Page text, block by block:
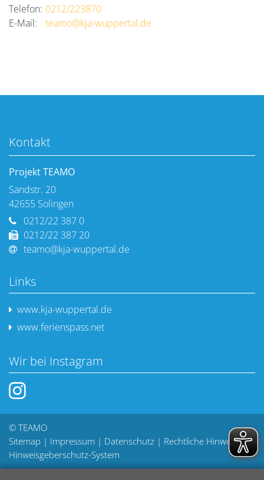
Telefon: 0212/223870
E-Mail:
teamo@kja-wuppertal.de
Kontakt
Projekt TEAMO
Sandstr. 20
42655 Solingen
0212/22 387 0
0212/22 387 20
teamo@kja-wuppertal.de
Links
www.kja-wuppertal.de
www.ferienspass.net
Wir bei Instagram
© TEAMO
Sitemap | Impressum | Datenschutz | Rechtliche Hinweise|
Hinweisgeberschutz-System